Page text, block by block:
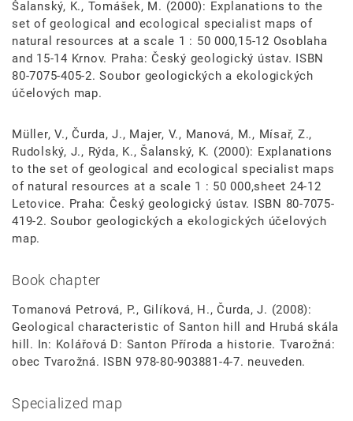
Šalanský, K., Tomášek, M. (2000): Explanations to the
set of geological and ecological specialist maps of
natural resources at a scale 1 : 50 000,15-12 Osoblaha
and 15-14 Krnov. Praha: Český geologický ústav. ISBN
80-7075-405-2. Soubor geologických a ekologických
účelových map.
Müller, V., Čurda, J., Majer, V., Manová, M., Mísař, Z.,
Rudolský, J., Rýda, K., Šalanský, K. (2000): Explanations
to the set of geological and ecological specialist maps
of natural resources at a scale 1 : 50 000,sheet 24-12
Letovice. Praha: Český geologický ústav. ISBN 80-7075-
419-2. Soubor geologických a ekologických účelových
map.
Book chapter
Tomanová Petrová, P., Gilíková, H., Čurda, J. (2008):
Geological characteristic of Santon hill and Hrubá skála
hill. In: Kolářová D: Santon Příroda a historie. Tvarožná:
obec Tvarožná. ISBN 978-80-903881-4-7. neuveden.
Specialized map